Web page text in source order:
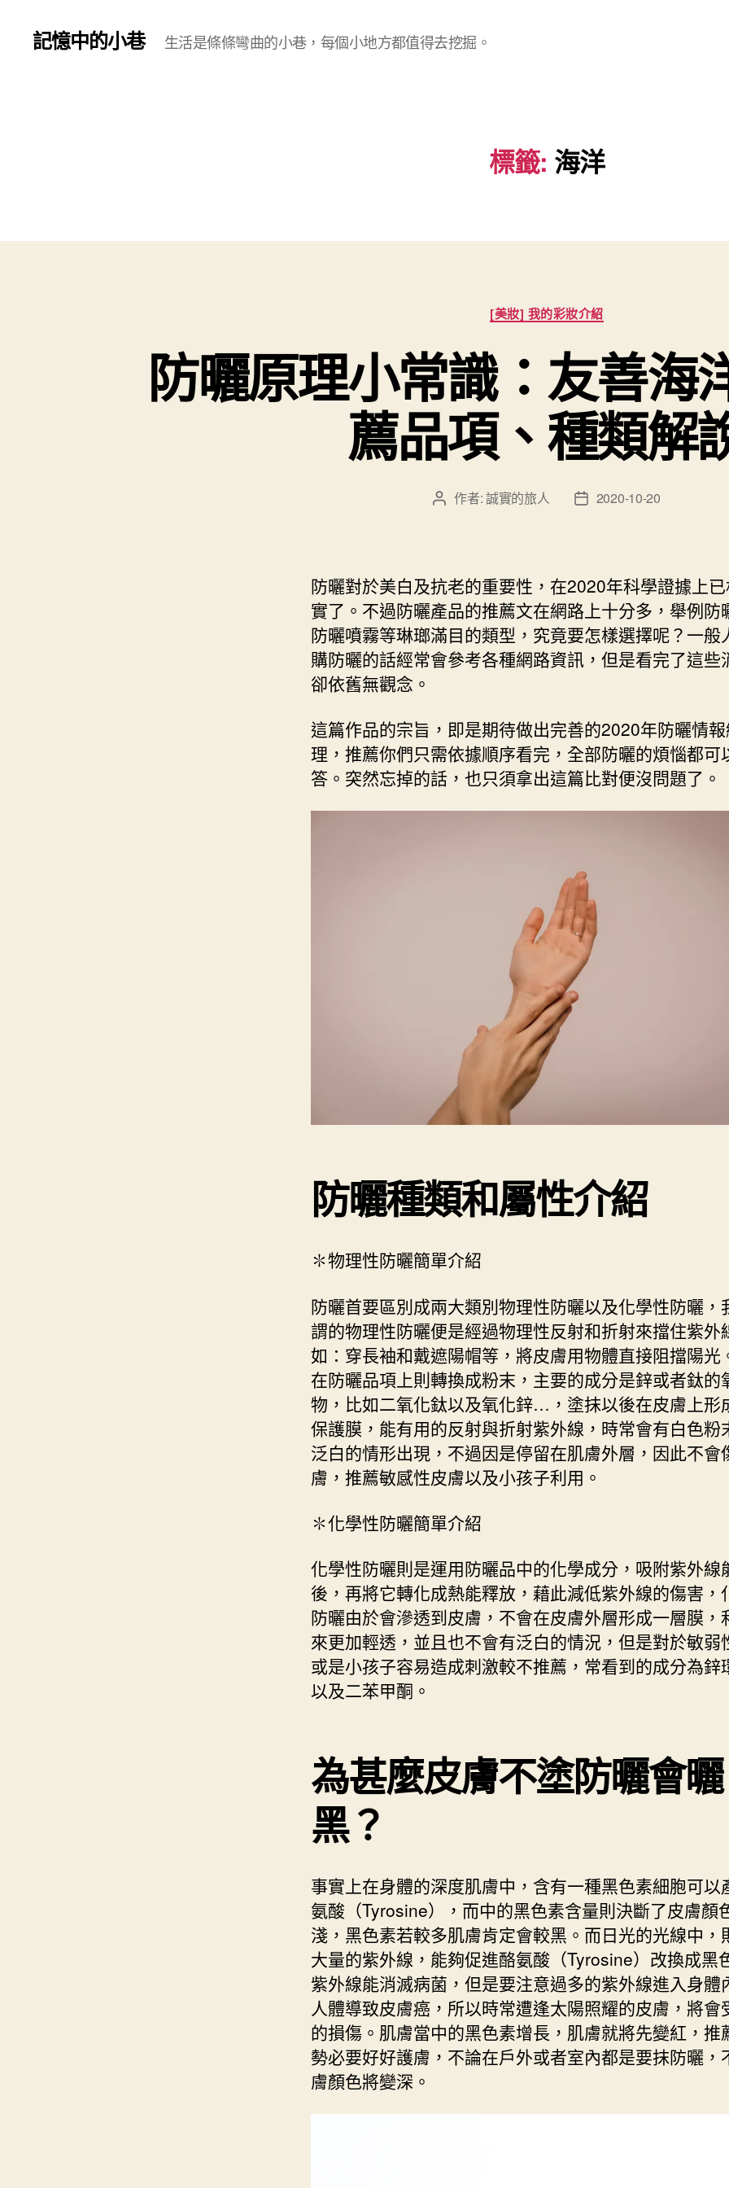
記憶中的小巷 生活是條條彎曲的小巷，每個小地方都值得去挖掘。
標籤: 海洋
分
類
[美妝] 我的彩妝介紹
防曬原理小常識：友善海
薦品項、種類解
文 作者:誠實的旅人
文
日
期
2020-10-20
防曬對於美白及抗老的重要性，在2020年科學證據上
實了。不過防曬產品的推薦文在網路上十分多，舉例防
防曬噴霧等琳瑯滿目的類型，究竟要怎樣選擇呢？一般
購防曬的話經常會參考各種網路資訊，但是看完了這些
卻依舊無觀念。
這篇作品的宗旨，即是期待做出完善的2020年防曬情
理，推薦你們只需依據順序看完，全部防曬的煩惱都可
答。突然忘掉的話，也只須拿出這篇比對便沒問題了。
防曬種類和屬性介紹
✽物理性防曬簡單介紹
防曬首要區別成兩大類別物理性防曬以及化學性防曬，
謂的物理性防曬便是經過物理性反射和折射來擋住紫外
如：穿長袖和戴遮陽帽等，將皮膚用物體直接阻擋陽光
在防曬品項上則轉換成粉末，主要的成分是鋅或者鈦的
物，比如二氧化鈦以及氧化鋅…，塗抹以後在皮膚上形
保護膜，能有用的反射與折射紫外線，時常會有白色粉
泛白的情形出現，不過因是停留在肌膚外層，因此不會
膚，推薦敏感性皮膚以及小孩子利用。
✽化學性防曬簡單介紹
化學性防曬則是運用防曬品中的化學成分，吸附紫外線
後，再將它轉化成熱能釋放，藉此減低紫外線的傷害，
防曬由於會滲透到皮膚，不會在皮膚外層形成一層膜，
來更加輕透，並且也不會有泛白的情況，但是對於敏弱
或是小孩子容易造成刺激較不推薦，常看到的成分為鋅
以及二苯甲酮。
為甚麼皮膚不塗防曬會曬
黑？
事實上在身體的深度肌膚中，含有一種黑色素細胞可以
氨酸（Tyrosine），而中的黑色素含量則決斷了皮膚顏
淺，黑色素若較多肌膚肯定會較黑。而日光的光線中，
大量的紫外線，能夠促進酪氨酸（Tyrosine）改換成黑
紫外線能消滅病菌，但是要注意過多的紫外線進入身體
人體導致皮膚癌，所以時常遭逢太陽照耀的皮膚，將會
的損傷。肌膚當中的黑色素增長，肌膚就將先變紅，推
勢必要好好護膚，不論在戶外或者室內都是要抹防曬，
膚顏色將變深。